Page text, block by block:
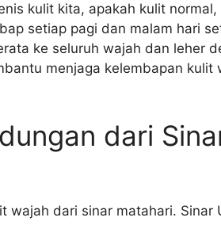
kulit kita, apakah kulit normal,
setiap pagi dan malam hari
ke seluruh wajah dan leher
menjaga kelembapan kulit
dari
wajah dari sinar matahari. Sinar